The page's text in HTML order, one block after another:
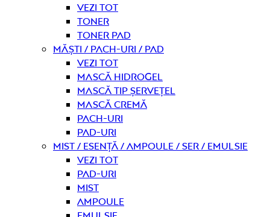
Vezi tot
Toner
Toner pad
Măști / Pach-uri / Pad
Vezi tot
Mască hidrogel
Mască tip șervețel
Mască Cremă
Pach-uri
Pad-uri
Mist / Esență / Ampoule / Ser / Emulsie
Vezi tot
Pad-uri
Mist
Ampoule